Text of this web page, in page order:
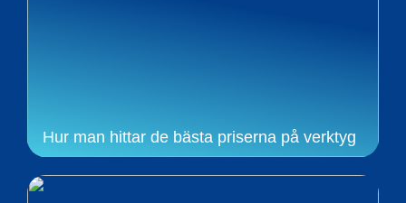
Hur man hittar de bästa priserna på verktyg